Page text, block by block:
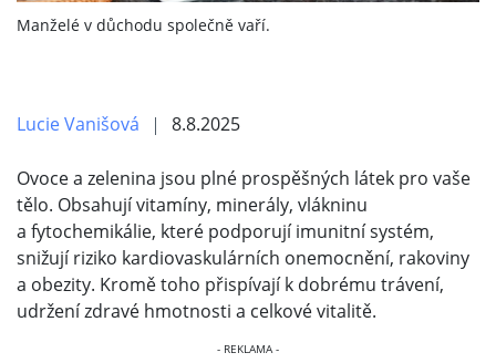
Manželé v důchodu společně vaří.
Lucie Vanišová 8.8.2025
Ovoce a zelenina jsou plné prospěšných látek pro vaše
tělo. Obsahují vitamíny, minerály, vlákninu
a fytochemikálie, které podporují imunitní systém,
snižují riziko kardiovaskulárních onemocnění, rakoviny
a obezity. Kromě toho přispívají k dobrému trávení,
udržení zdravé hmotnosti a celkové vitalitě.